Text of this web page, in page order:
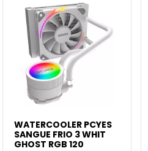
WATERCOOLER PCYES
SANGUE FRIO 3 WHIT
GHOST RGB 120